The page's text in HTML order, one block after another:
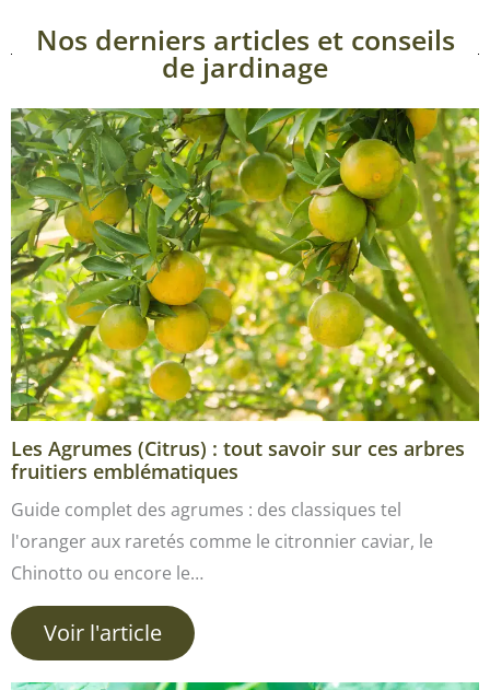
Nos derniers articles et conseils
de jardinage
Les Agrumes (Citrus) : tout savoir sur ces arbres
fruitiers emblématiques
Guide complet des agrumes : des classiques tel
l'oranger aux raretés comme le citronnier caviar, le
Chinotto ou encore le…
Voir l'article